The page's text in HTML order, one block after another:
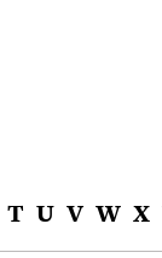
T U V W X